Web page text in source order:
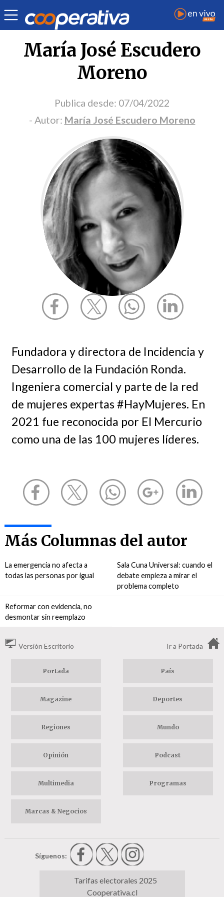
Portada Opinión
María José Escudero
Moreno
Publica desde: 07/04/2022
- Autor: María José Escudero Moreno
Fundadora y directora de Incidencia y
Desarrollo de la Fundación Ronda.
Ingeniera comercial y parte de la red
de mujeres expertas #HayMujeres. En
2021 fue reconocida por El Mercurio
como una de las 100 mujeres líderes.
Más Columnas del autor
La emergencia no afecta a
todas las personas por igual
Sala Cuna Universal: cuando el
debate empieza a mirar el
problema completo
Reformar con evidencia, no
desmontar sin reemplazo
Versión Escritorio Ir a Portada
Portada País
Magazine Deportes
Regiones Mundo
Opinión Podcast
Multimedia Programas
Marcas & Negocios
Síguenos:
Tarifas electorales 2025
Cooperativa.cl